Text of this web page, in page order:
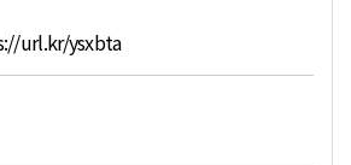
url.kr/ysxbta